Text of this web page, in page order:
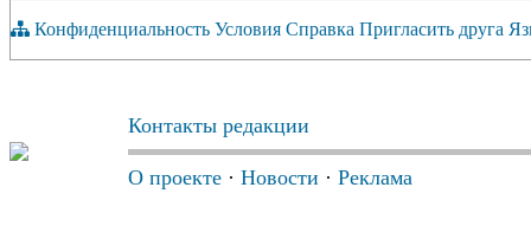
Конфиденциальность Условия Справка Пригласить друга
Контакты редакции
О проекте · Новости · Реклама